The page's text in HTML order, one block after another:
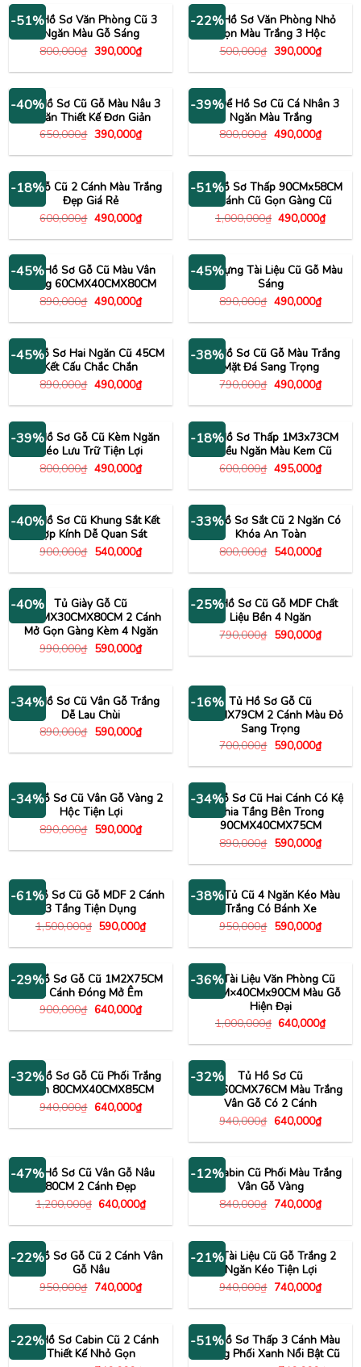
390,000₫.
-51%
Tủ Hồ Sơ Văn Phòng Cũ 3
Ngăn Màu Gỗ Sáng
800,000₫ Giá
là:
390,000₫Giá
hiện
tại
390,000₫.
-22%
Tủ Hồ Sơ Văn Phòng Nhỏ
Gọn Màu Trắng 3 Hộc
500,000₫ Giá
là:
390,000₫Giá
hiện
tại
-40%
Tủ Hồ Sơ Cũ Gỗ Màu Nâu 3
Ngăn Thiết Kế Đơn Giản
650,000₫ Giá
là:
390,000₫Giá
hiện
tại
390,000₫.
-39%
Tủ Để Hồ Sơ Cũ Cá Nhân 3
Ngăn Màu Trắng
800,000₫ Giá
là:
490,000₫Giá
hiện
tại
-18%
Tủ Gỗ Cũ 2 Cánh Màu Trắng
Đẹp Giá Rẻ
600,000₫ Giá
là:
490,000₫Giá
hiện
tại
490,000₫.
-51%
Tủ Hồ Sơ Thấp 90CMx58CM
2 Cánh Cũ Gọn Gàng Cũ
1,000,000₫ Giá
là:
490,000₫Giá
hiện
tại
-45%Tủ Hồ Sơ Gỗ Cũ Màu Vân
Sáng 60CMX40CMX80CM
890,000₫ Giá
là:
490,000₫Giá
hiện
tại
490,000₫.
-45%
Tủ Đựng Tài Liệu Cũ Gỗ Màu
Sáng
890,000₫ Giá
là:
490,000₫Giá
hiện
tại
-45%
Tủ Hồ Sơ Hai Ngăn Cũ 45CM
Kết Cấu Chắc Chắn
890,000₫ Giá
là:
490,000₫Giá
hiện
tại
490,000₫.
-38%
Tủ Hồ Sơ Cũ Gỗ Màu Trắng
Mặt Đá Sang Trọng
790,000₫ Giá
là:
490,000₫Giá
hiện
tại
-39%
Tủ Hồ Sơ Gỗ Cũ Kèm Ngăn
Kéo Lưu Trữ Tiện Lợi
800,000₫ Giá
là:
490,000₫Giá
hiện
tại
490,000₫.
-18%
Kệ Hồ Sơ Thấp 1M3x73CM
Nhiều Ngăn Màu Kem Cũ
600,000₫ Giá
là:
495,000₫Giá
hiện
tại
-40%
Tủ Hồ Sơ Cũ Khung Sắt Kết
Hợp Kính Dễ Quan Sát
900,000₫ Giá
là:
540,000₫Giá
hiện
tại
540,000₫.
-33%
Tủ Hồ Sơ Sắt Cũ 2 Ngăn Có
Khóa An Toàn
800,000₫ Giá
là:
540,000₫Giá
hiện
tại
-40%
Tủ Giày Gỗ Cũ
80CMX30CMX80CM 2 Cánh
Mở Gọn Gàng Kèm 4 Ngăn
990,000₫ Giá
là:
590,000₫Giá
hiện
tại
590,000₫.
-25%
Tủ Hồ Sơ Cũ Gỗ MDF Chất
Liệu Bền 4 Ngăn
790,000₫ Giá
là:
590,000₫Giá
hiện
tại
-34%
Tủ Hồ Sơ Cũ Vân Gỗ Trắng
Dễ Lau Chùi
890,000₫ Giá
là:
590,000₫Giá
hiện
tại
-16% Tủ Hồ Sơ Gỗ Cũ
88CMX79CM 2 Cánh Màu Đỏ
Sang Trọng
700,000₫ Giá
là:
590,000₫Giá
hiện
tại
-34%
Tủ Hồ Sơ Cũ Vân Gỗ Vàng 2
Hộc Tiện Lợi
890,000₫ Giá
là:
590,000₫Giá
hiện
tại
-34%
Tủ Hồ Sơ Cũ Hai Cánh Có Kệ
Chia Tầng Bên Trong
90CMX40CMX75CM
890,000₫ Giá
là:
590,000₫Giá
hiện
tại
-61%
Tủ Hồ Sơ Cũ Gỗ MDF 2 Cánh
3 Tầng Tiện Dụng
1,500,000₫ Giá
là:
590,000₫Giá
hiện
tại
590,000₫.
-38%
Hộc Tủ Cũ 4 Ngăn Kéo Màu
Trắng Có Bánh Xe
950,000₫ Giá
là:
590,000₫Giá
hiện
tại
-29%
Tủ Hồ Sơ Gỗ Cũ 1M2X75CM
2 Cánh Đóng Mở Êm
900,000₫ Giá
là:
640,000₫Giá
hiện
tại
-36%
Tủ Tài Liệu Văn Phòng Cũ
80CM×40CMx90CM Màu Gỗ
Hiện Đại
1,000,000₫ Giá
là:
640,000₫Giá
hiện
tại
-32%
Tủ Hồ Sơ Gỗ Cũ Phối Trắng
Xám 80CMX40CMX85CM
940,000₫ Giá
là:
640,000₫Giá
hiện
tại
-32%
Tủ Hồ Sơ Cũ
1MX60CMX76CM Màu Trắng
Vân Gỗ Có 2 Cánh
940,000₫ Giá
là:
640,000₫Giá
hiện
tại
-47%Tủ Hồ Sơ Cũ Vân Gỗ Nâu
80CM 2 Cánh Đẹp
1,200,000₫ Giá
là:
640,000₫Giá
hiện
tại
640,000₫.
-12%
Tủ Cabin Cũ Phối Màu Trắng
Vân Gỗ Vàng
840,000₫ Giá
là:
740,000₫Giá
hiện
tại
-22%
Tủ Hồ Sơ Gỗ Cũ 2 Cánh Vân
Gỗ Nâu
950,000₫ Giá
là:
740,000₫Giá
hiện
tại
740,000₫.
-21%
Tủ Tài Liệu Cũ Gỗ Trắng 2
Ngăn Kéo Tiện Lợi
940,000₫ Giá
là:
740,000₫Giá
hiện
tại
-22%
Tủ Hồ Sơ Cabin Cũ 2 Cánh
Thiết Kế Nhỏ Gọn
-51%
Tủ Hồ Sơ Thấp 3 Cánh Màu
Trắng Phối Xanh Nổi Bật Cũ